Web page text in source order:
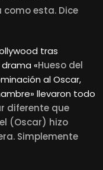
esta. Dice
tras
«Hueso del
al Oscar,
llevaron todo
diferente que
(Oscar) hizo
Simplemente